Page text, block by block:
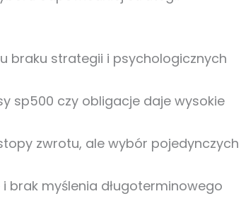
braku strategii i psychologicznych
sp500 czy obligacje daje wysokie
zwrotu, ale wybór pojedynczych
brak myślenia długoterminowego